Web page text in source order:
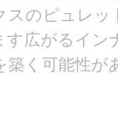
スのピュレッ
す広がるイン
築く可能性が